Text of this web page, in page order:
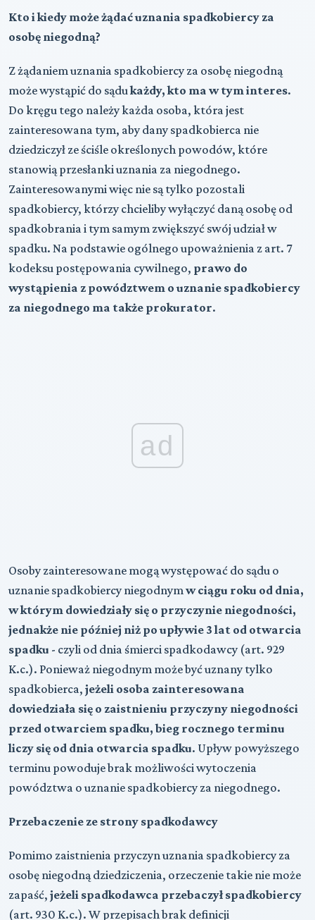
Kto i kiedy może żądać uznania spadkobiercy za
osobę niegodną?
Z żądaniem uznania spadkobiercy za osobę niegodną
może wystąpić do sądukażdy, kto ma w tym interes.
Do kręgu tego należy każda osoba, która jest
zainteresowana tym, aby dany spadkobierca nie
dziedziczył ze ściśle określonych powodów, które
stanowią przesłanki uznania za niegodnego.
Zainteresowanymi więc nie są tylko pozostali
spadkobiercy, którzy chcieliby wyłączyć daną osobę od
spadkobrania i tym samym zwiększyć swój udział w
spadku. Na podstawie ogólnego upoważnienia z art. 7
kodeksu postępowania cywilnego, prawo do
wystąpienia z powództwem o uznanie spadkobiercy
za niegodnego ma także prokurator.
ad
Osoby zainteresowane mogą występować do sądu o
uznanie spadkobiercy niegodnym w ciągu roku od dnia,
w którym dowiedziały się o przyczynie niegodności,
jednakże nie później niż po upływie 3 lat od otwarcia
spadku - czyli od dnia śmierci spadkodawcy (art. 929
K.c.). Ponieważ niegodnym może być uznany tylko
spadkobierca, jeżeli osoba zainteresowana
dowiedziała się o zaistnieniu przyczyny niegodności
przed otwarciem spadku, bieg rocznego terminu
liczy się od dnia otwarcia spadku. Upływ powyższego
terminu powoduje brak możliwości wytoczenia
powództwa o uznanie spadkobiercy za niegodnego.
Przebaczenie ze strony spadkodawcy
Pomimo zaistnienia przyczyn uznania spadkobiercy za
osobę niegodną dziedziczenia, orzeczenie takie nie może
zapaść, jeżeli spadkodawca przebaczył spadkobiercy
(art. 930 K.c.). W przepisach brak definicji